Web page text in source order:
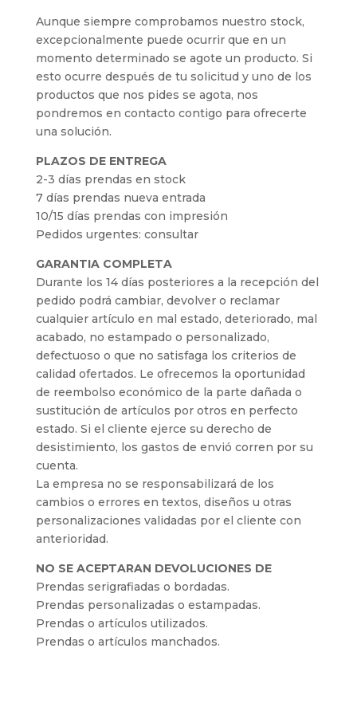
Aunque siempre comprobamos nuestro stock,
excepcionalmente puede ocurrir que en un
momento determinado se agote un producto. Si
esto ocurre después de tu solicitud y uno de los
productos que nos pides se agota, nos
pondremos en contacto contigo para ofrecerte
una solución.
PLAZOS DE ENTREGA
2-3 días prendas en stock
7 días prendas nueva entrada
10/15 días prendas con impresión
Pedidos urgentes: consultar
GARANTIA COMPLETA
Durante los 14 días posteriores a la recepción del
pedido podrá cambiar, devolver o reclamar
cualquier artículo en mal estado, deteriorado, mal
acabado, no estampado o personalizado,
defectuoso o que no satisfaga los criterios de
calidad ofertados. Le ofrecemos la oportunidad
de reembolso económico de la parte dañada o
sustitución de artículos por otros en perfecto
estado. Si el cliente ejerce su derecho de
desistimiento, los gastos de envió corren por su
cuenta.
La empresa no se responsabilizará de los
cambios o errores en textos, diseños u otras
personalizaciones validadas por el cliente con
anterioridad.
NO SE ACEPTARAN DEVOLUCIONES DE
Prendas serigrafiadas o bordadas.
Prendas personalizadas o estampadas.
Prendas o artículos utilizados.
Prendas o artículos manchados.